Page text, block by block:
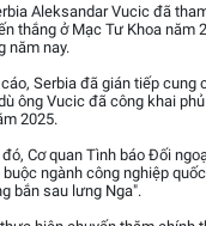
Aleksandar Vucic đã
thắng ở Mạc Tư Khoa năm
năm nay.
Serbia đã gián tiếp cung
ông Vucic đã công khai
2025.
Cơ quan Tình báo Đối
buộc ngành công nghiệp
bắn sau lưng Nga".